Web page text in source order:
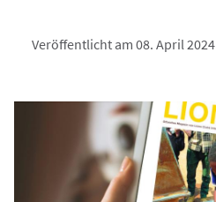
Veröffentlicht am 08. April 2024